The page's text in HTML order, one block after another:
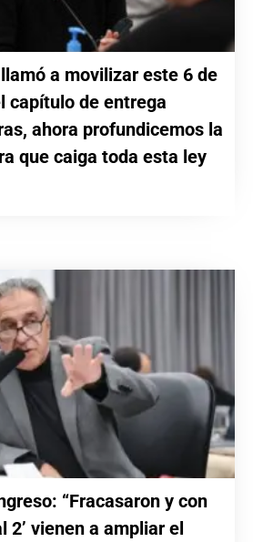
a movilizar este 6 de
capítulo de entrega
ahora profundicemos la
que caiga toda esta ley
“Fracasaron y con
2’ vienen a ampliar el